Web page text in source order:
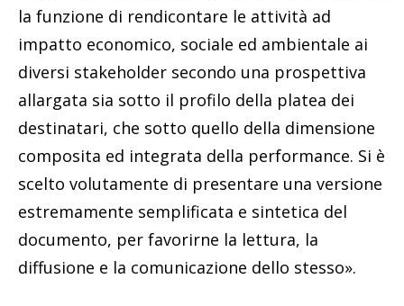
la funzione di rendicontare le attività ad
impatto economi­co, sociale ed ambientale ai
diversi stakeholder secondo una prospettiva
allar­gata sia sotto il profilo della platea dei
destinatari, che sotto quello della dimen­sione
composita ed integrata della performance. Si è
scelto volutamente di presentare una versione
estremamente semplificata e sintetica del
documento, per favorirne la lettura, la
diffusione e la comunicazione dello stesso».